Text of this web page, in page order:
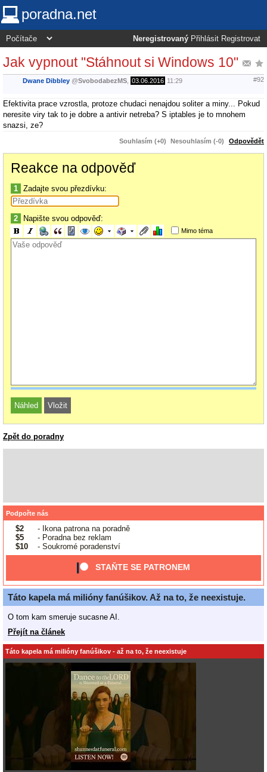
poradna.net
Neregistrovaný Přihlásit Registrovat
Jak vypnout "Stáhnout si Windows 10"
Dwane Dibbley @SvobodabezMS 03.06.2016 11:29 #92
Efektivita prace vzrostla, protoze chudaci nenajdou soliter a miny... Pokud
neresite viry tak to je dobre a antivir netreba? S iptables je to mnohem
snazsi, ze?
Souhlasím (+0) Nesouhlasím (-0) Odpovědět
Reakce na odpověď
1 Zadajte svou přezdívku:
2 Napište svou odpověď:
Mimo téma
Zpět do poradny
Podpořte nás
$2
- Ikona patrona na poradně
$5
- Poradna bez reklam
$10
- Soukromé poradenství
STAŇTE SE PATRONEM
Táto kapela má milióny fanúšikov. Až na to, že neexistuje.
O tom kam smeruje sucasne AI.
Přejít na článek
Táto kapela má milióny fanúšikov - až na to, že neexistuje